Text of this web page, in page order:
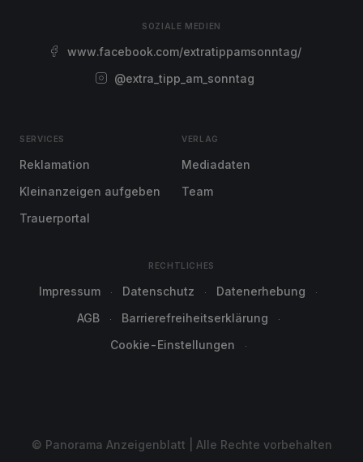
SOZIALE MEDIEN
www.facebook.com/extratippamsonntag/
@extra_tipp_am_sonntag
SERVICES
Reklamation
Kleinanzeigen aufgeben
Trauerportal
VERLAG
Mediadaten
Team
RECHTLICHES
Impressum Datenschutz
Datenerhebung
AGB
Barrierefreiheitserklärung
Cookie-Einstellungen
© Panorama Anzeigenblatt | Alle Rechte vorbehalten